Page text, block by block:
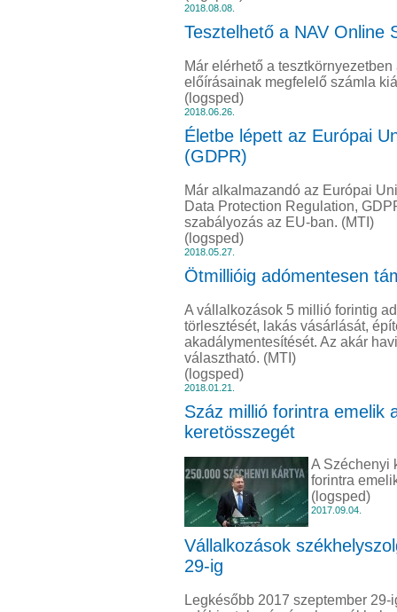
2018.08.08.
Tesztelhető a NAV Online
Már elérhető a
előírásainak megfelelő számla
(logsped)
2018.06.26.
Életbe lépett az Európai
(GDPR)
Már alkalmazandó az Európai
Data Protection Regulation,
szabályozás az EU-ban. (MTI)
(logsped)
2018.05.27.
Ötmillióig adómentesen
A vállalkozások 5 millió forintig
törlesztését, lakás vásárlását,
akadálymentesítését. Az akár
választható. (MTI)
(logsped)
2018.01.21.
Száz millió forintra emelik
keretösszegét
A Széchenyi
forintra
(logsped)
2017.09.04.
Vállalkozások
29-ig
Legkésőbb 2017 szeptember